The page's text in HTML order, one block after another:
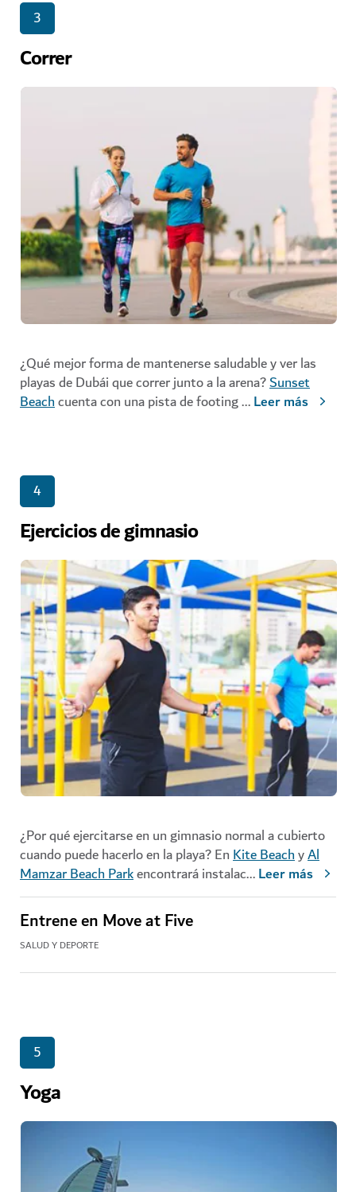
3
Correr
¿Qué mejor forma de mantenerse saludable y ver las
playas de Dubái que correr junto a la arena?Sunset
Beachcuenta con una pista de footing...Leer más
4
Ejercicios de gimnasio
¿Por qué ejercitarse en un gimnasio normal a cubierto
cuando puede hacerlo en la playa? EnKite BeachyAl
Mamzar Beach Parkencontrará instalac...Leer más
Entrene en Move at Five
SALUD Y DEPORTE
5
Yoga